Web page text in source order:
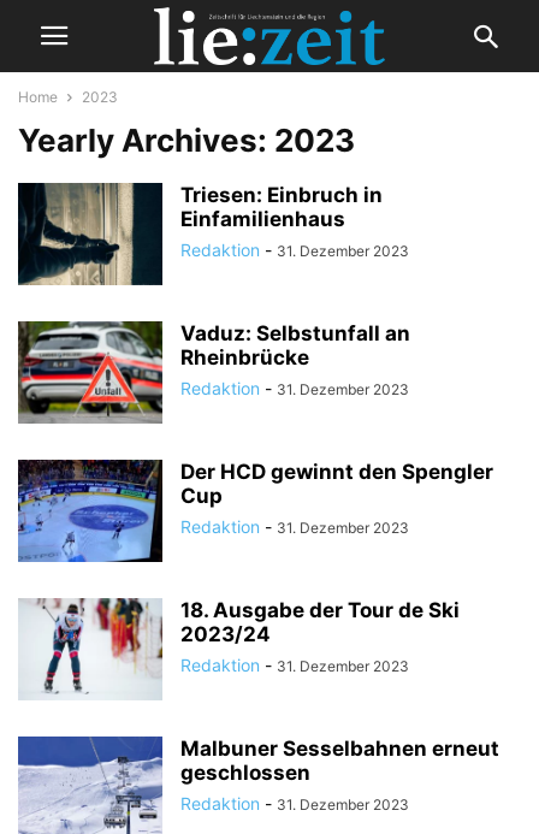
Home 2023
Yearly Archives: 2023
Triesen: Einbruch in
Einfamilienhaus
Redaktion - 31. Dezember 2023
Vaduz: Selbstunfall an
Rheinbrücke
Redaktion - 31. Dezember 2023
Der HCD gewinnt den Spengler
Cup
Redaktion - 31. Dezember 2023
18. Ausgabe der Tour de Ski
2023/24
Redaktion - 31. Dezember 2023
Malbuner Sesselbahnen erneut
geschlossen
Redaktion - 31. Dezember 2023